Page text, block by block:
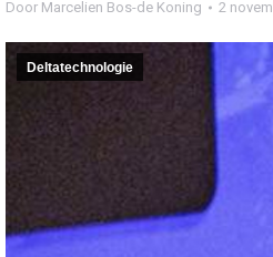
Door Marcelien Bos-de Koning 2
Deltatechnologie